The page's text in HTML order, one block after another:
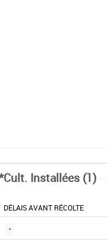
Installées (1)
DÉLAIS AVANT RÉCOLTE
-